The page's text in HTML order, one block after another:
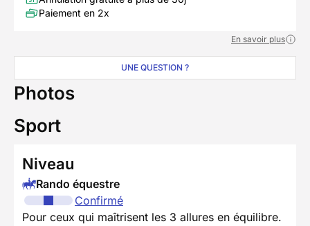
Paiement en 2x
En savoir plus
UNE QUESTION ?
Photos
Sport
Niveau
Rando équestre
Confirmé
Pour ceux qui maîtrisent les 3 allures en équilibre.